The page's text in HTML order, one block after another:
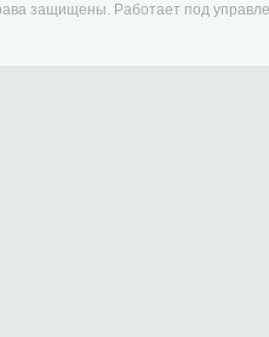
защищены. Работает под